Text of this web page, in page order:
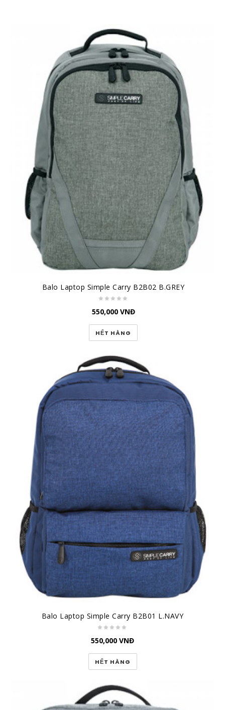
Balo Laptop Simple Carry B2B02 B.GREY
550,000 VNĐ
HẾT HÀNG
Balo Laptop Simple Carry B2B01 L.NAVY
550,000 VNĐ
HẾT HÀNG